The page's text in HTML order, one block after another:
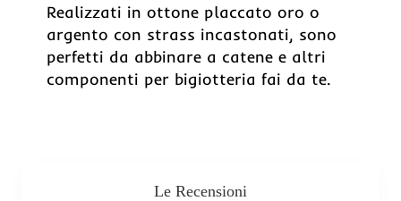
Realizzati in ottone placcato oro o
argento con strass incastonati, sono
perfetti da abbinare a catene e altri
componenti per bigiotteria fai da te.
Le Recensioni